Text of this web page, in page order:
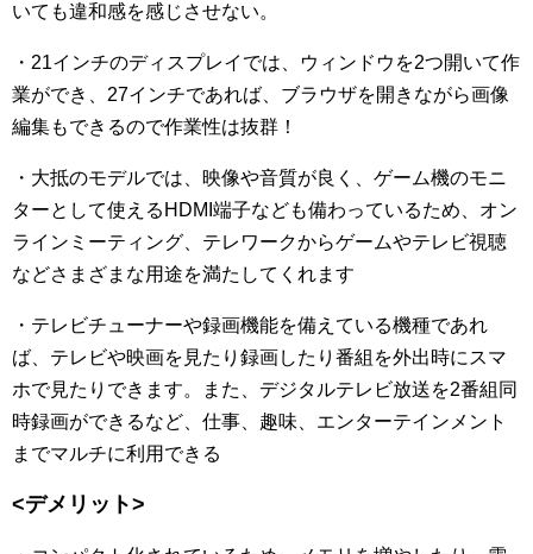
いても違和感を感じさせない。
・21インチのディスプレイでは、ウィンドウを2つ開いて作
業ができ、27インチであれば、ブラウザを開きながら画像
編集もできるので作業性は抜群！
・大抵のモデルでは、映像や音質が良く、ゲーム機のモニ
ターとして使えるHDMI端子なども備わっているため、オン
ラインミーティング、テレワークからゲームやテレビ視聴
などさまざまな用途を満たしてくれます
・テレビチューナーや録画機能を備えている機種であれ
ば、テレビや映画を見たり録画したり番組を外出時にスマ
ホで見たりできます。また、デジタルテレビ放送を2番組同
時録画ができるなど、仕事、趣味、エンターテインメント
までマルチに利用できる
<デメリット>